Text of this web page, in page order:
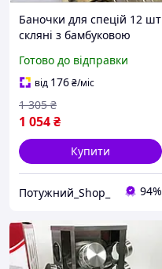
Баночки для спецій 12 шт
скляні з бамбуковою
наклейками
Готово до відправки
від 176₴/міс
1 054₴
1 305 ₴
Купити
Потужний_Shop_ 94%